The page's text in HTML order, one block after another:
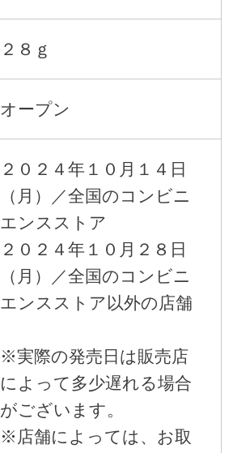
２８ｇ
オープン
２０２４年１０月１４日
（月）／全国のコンビニ
エンスストア
２０２４年１０月２８日
（月）／全国のコンビニ
エンスストア以外の店舗
※実際の発売日は販売店
によって多少遅れる場合
がございます。
※店舗によっては、お取